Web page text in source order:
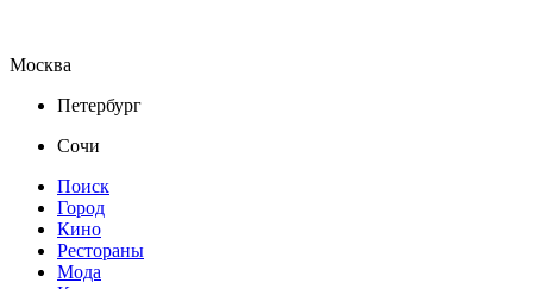
Москва
Петербург
Сочи
Поиск
Город
Кино
Рестораны
Мода